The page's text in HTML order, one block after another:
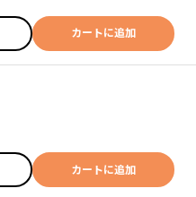
カートに追加
カートに追加